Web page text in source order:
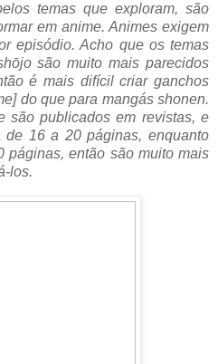
temas que exploram, são
em anime. Animes exigem
episódio. Acho que os temas
são muito mais parecidos
é mais difícil criar ganchos
do que para mangás shonen.
são publicados em revistas, e
de 16 a 20 páginas, enquanto
páginas, então são muito mais
los.